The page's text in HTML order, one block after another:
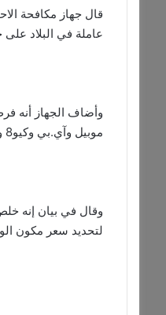
قال جهاز مكافحة
عاملة في البلاد
موبيل وآي.بي وكيو8 وساراس وتام أويل.
لتحديد سعر مكون